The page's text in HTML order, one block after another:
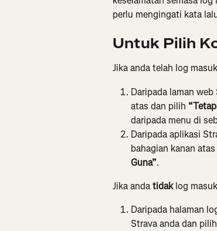
perlu mengingati kata
Untuk Pilih
Jika anda telah log
Daripada laman
atas dan pilih
daripada menu di
Daripada aplikasi
bahagian kanan
Guna”.
Jika anda tidak log
Daripada halaman
Strava anda dan pilih